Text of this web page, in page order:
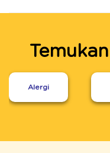
Alergi